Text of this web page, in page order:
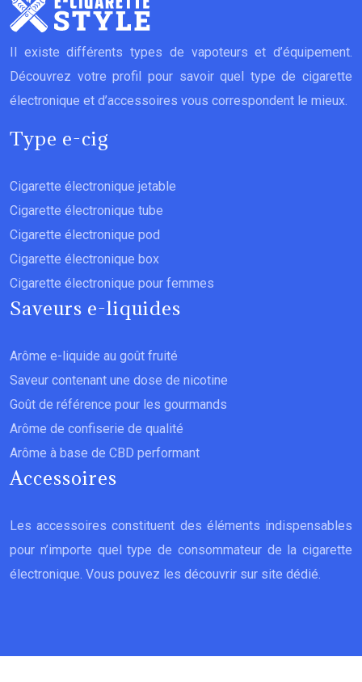
Il existe différents types de vapoteurs et d’équipement.
Découvrez votre profil pour savoir quel type de cigarette
électronique et d’accessoires vous correspondent le mieux.
Type e-cig
Cigarette électronique jetable
Cigarette électronique tube
Cigarette électronique pod
Cigarette électronique box
Cigarette électronique pour femmes
Saveurs e-liquides
Arôme e-liquide au goût fruité
Saveur contenant une dose de nicotine
Goût de référence pour les gourmands
Arôme de confiserie de qualité
Arôme à base de CBD performant
Accessoires
Les accessoires constituent des éléments indispensables
pour n’importe quel type de consommateur de la cigarette
électronique. Vous pouvez les découvrir sur site dédié.